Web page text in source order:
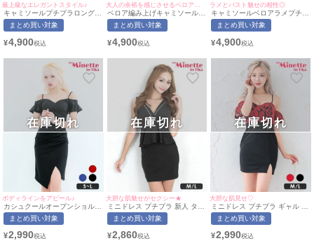
最上級なエレガントスタイル♪
キャミソールプチプラロングテ
ールドレス (Sサイズ～Lサイ
ズ)(せいせい/キャバドレス着
まとめ買い対象
¥4,900
ベロア編み上げキャミソールス
リットタイトプチプラ膝丈ドレ
ス (S～XLサイズ) (せいせい/キ
イミネット]
まとめ買い対象
¥4,900
ラメとバスト魅せの相性◎
キャミソールベロアラメプチプ
ラAラインロングドレス (Sサイ
ズ～XLサイズ)(せいせい/キャ
ミネット]
まとめ買い対象
¥4,900
ボディラインをアピール♪
カシュクールオープンショルダ
ーギャザーアシンメトリープチ
プラ膝丈ドレス(Sサイズ～Lサ
用)[myMinette/マイミネット]
まとめ買い対象
¥2,990
在庫切れ
大胆な肌魅せがセクシー★
ミニドレス プチプラ 新人 タイ
ト ペプラム セクシー ラウンジ
ノースリーブ 低身長 谷間 背中
用/M~Lサイズ対応) |
まとめ買い対象
¥2,860
在庫切れ
大胆な肌見せ♡
ミニドレス プチプラ ギャル タ
イト オフショル スリット セク
シー ラウンジ キャミソール 花
ストベルト 赤 黒 キャバドレス
まとめ買い対象
¥2,990
在庫切れ